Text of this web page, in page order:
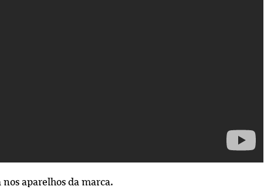
aparelhos da marca.